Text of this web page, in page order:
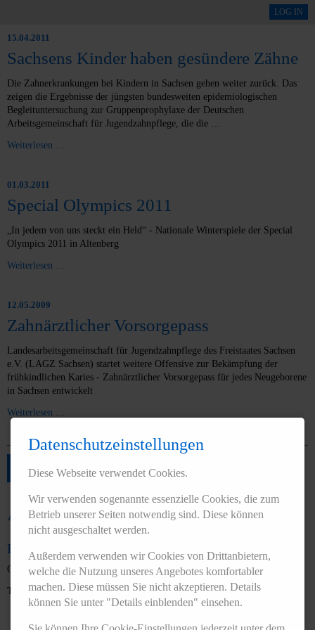
LOG IN
15.04.2011
Sachsens Kinder haben gesündere Zähne
Die Zahnerkrankungen bei Kindern in Sachsen gehen weiter zurück. Das
zeigen die Ergebnisse der jüngsten bundesweiten epidemiologischen
Begleituntersuchung zur Gruppenprophylaxe der Deutschen
Arbeitsgemeinschaft für Jugendzahnpflege, die die …
Weiterlesen …
01.03.2011
Special Olympics 2011
„In jedem von uns steckt ein Held“ - Nationale Winterspiele der Special
Olympics 2011 in Altenberg
Weiterlesen …
12.05.2009
Zahnärztlicher Vorsorgepass
Landesarbeitsgemeinschaft für Jugendzahnpflege des Freistaates Sachsen
e.V. (LAGZ Sachsen) startet weitere Offensive zur Bekämpfung der
frühkindlichen Karies - Zahnärztlicher Vorsorgepass für jedes Neugeborene
in Sachsen entwickelt
Weiterlesen …
2 3
Ansprechpartner:
Birte Eckardt
Geschäftsführerin, Presse- und Öffentlichkeitsarbeit
Telefon: 0351 8066-330 E-Mail:info@lagz-sachsen.de
Datenschutzeinstellungen
Diese Webseite verwendet Cookies.
Wir verwenden sogenannte essenzielle Cookies, die zum
Betrieb unserer Seiten notwendig sind. Diese können
nicht ausgeschaltet werden.
Außerdem verwenden wir Cookies von Drittanbietern,
welche die Nutzung unseres Angebotes komfortabler
machen. Diese müssen Sie nicht akzeptieren. Details
können Sie unter "Details einblenden" einsehen.